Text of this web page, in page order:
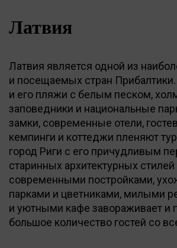
Латвия
Латвия является одной из
и посещаемых стран
и его пляжи с белым песком,
заповедники и национальные
замки, современные отели,
кемпинги и коттеджи пленяют
город Риги с его причудливым
старинных архитектурных
современными постройками,
парками и цветниками, милыми
и уютными кафе завораживает и
большое количество гостей со